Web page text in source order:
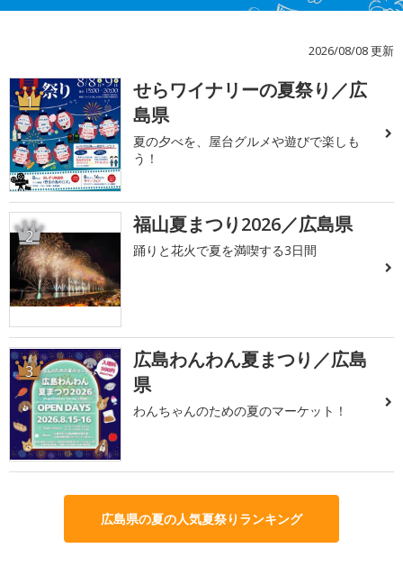
2026/08/08 更新
1
せらワイナリーの夏祭り／広
島県
夏の夕べを、屋台グルメや遊びで楽しも
う！
2 福山夏まつり2026／広島県
踊りと花火で夏を満喫する3日間
3
広島わんわん夏まつり／広島
県
わんちゃんのための夏のマーケット！
広島県の夏の人気夏祭りランキング